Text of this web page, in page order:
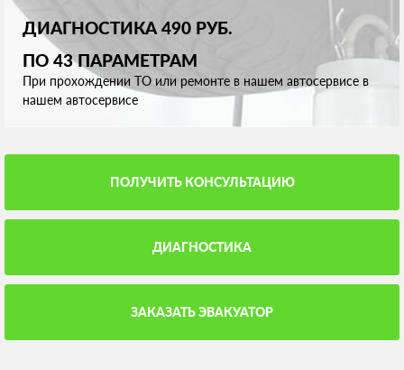
ДИАГНОСТИКА 490 РУБ.
ПО 43 ПАРАМЕТРАМ
При прохождении ТО или ремонте в нашем автосервисе в
нашем автосервисе
ПОЛУЧИТЬ КОНСУЛЬТАЦИЮ
ДИАГНОСТИКА
ЗАКАЗАТЬ ЭВАКУАТОР